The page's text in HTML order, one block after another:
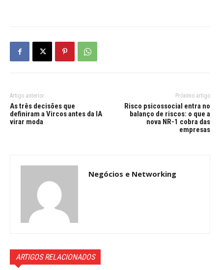
Artigo anterior
As três decisões que
definiram a Vircos antes da IA
virar moda
Próximo artigo
Risco psicossocial entra no
balanço de riscos: o que a
nova NR-1 cobra das
empresas
Negócios e Networking
ARTIGOS RELACIONADOS